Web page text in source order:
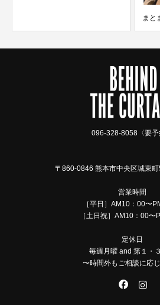
まと
096-328-8058〈要予
〒860-0846 熊本市中央区城東
営業時間
［平日］AM10：00〜
［土日祝］AM10：00〜
定休日
毎週月曜 and 第１・
〜時間外もご相談に応